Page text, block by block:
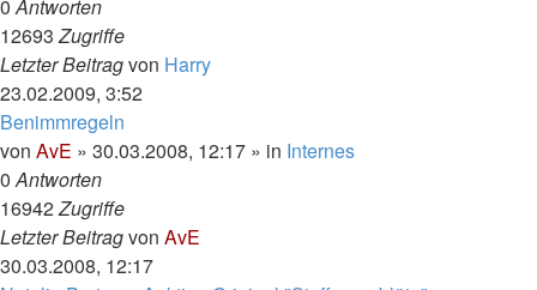
0Antworten
12693Zugriffe
Letzter Beitragvon Harry
23.02.2009, 3:52
Benimmregeln
von AvE » 30.03.2008, 12:17 » in Internes
0Antworten
16942Zugriffe
Letzter Beitragvon AvE
30.03.2008, 12:17